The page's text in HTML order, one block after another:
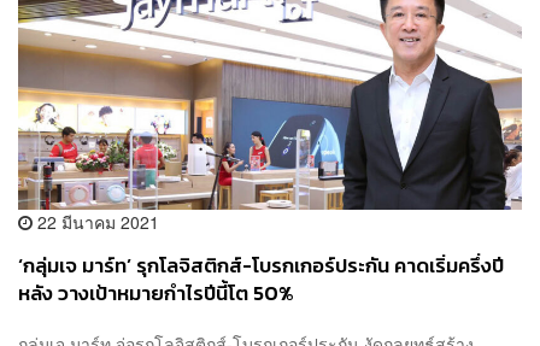
22 มีนาคม 2021
‘กลุ่มเจ มาร์ท’ รุกโลจิสติกส์-โบรกเกอร์ประกัน คาดเริ่มครึ่งปี
หลัง วางเป้าหมายกำไรปีนี้โต 50%